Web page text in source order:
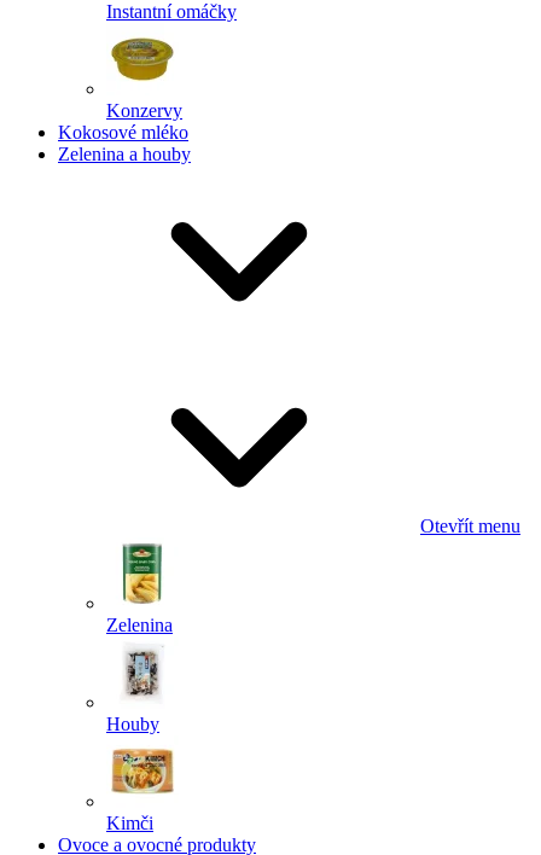
Instantní omáčky
Konzervy
Kokosové mléko
Zelenina a houby
Otevřít menu
Zelenina
Houby
Kimči
Ovoce a ovocné produkty